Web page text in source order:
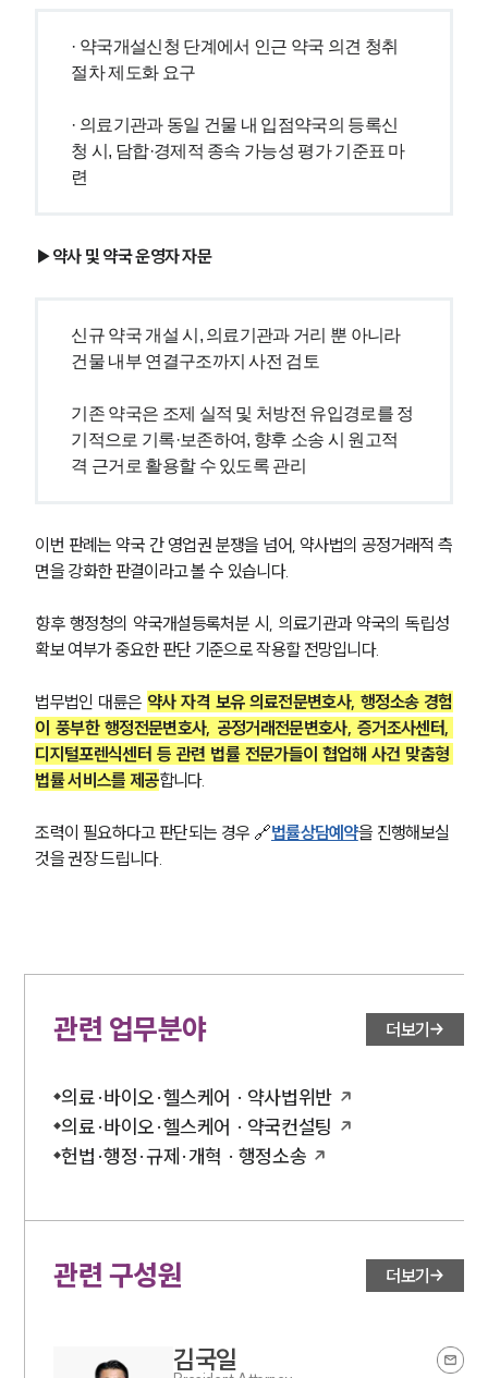
법률서식
뉴스레터/브로슈어
대륜법률상담예약
· 약국개설신청 단계에서 인근 약국 의견 청취
절차 제도화 요구
· 의료기관과 동일 건물 내 입점약국의 등록신
청 시, 담합·경제적 종속 가능성 평가 기준표 마
련
▶약사 및 약국 운영자 자문
신규 약국 개설 시, 의료기관과 거리 뿐 아니라
건물 내부 연결구조까지 사전 검토
기존 약국은 조제 실적 및 처방전 유입경로를 정
기적으로 기록·보존하여, 향후 소송 시 원고적
격 근거로 활용할 수 있도록 관리
이번 판례는 약국 간 영업권 분쟁을 넘어, 약사법의 공정거래적 측
면을 강화한 판결이라고 볼 수 있습니다.
향후 행정청의 약국개설등록처분 시, 의료기관과 약국의 독립성
확보 여부가 중요한 판단 기준으로 작용할 전망입니다.
법무법인 대륜은 약사 자격 보유 의료전문변호사, 행정소송 경험
이 풍부한 행정전문변호사, 공정거래전문변호사, 증거조사센터,
디지털포렌식센터 등 관련 법률 전문가들이 협업해 사건 맞춤형
법률 서비스를 제공합니다.
조력이 필요하다고 판단되는 경우 🔗법률상담예약을 진행해보실
것을 권장 드립니다.
관련 업무분야 더보기
의료·바이오·헬스케어 · 약사법위반
의료·바이오·헬스케어 · 약국컨설팅
헌법·행정·규제·개혁 · 행정소송
관련 구성원 더보기
김국일